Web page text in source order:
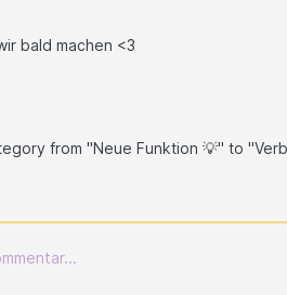
bald machen <3
from "Neue Funktion 💡" to